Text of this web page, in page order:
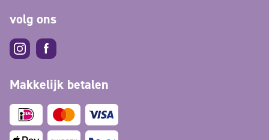
volg ons
Makkelijk betalen